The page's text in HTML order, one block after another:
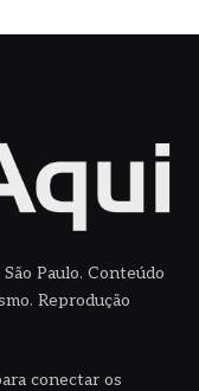
Paulo. Conteúdo
Reprodução
conectar os